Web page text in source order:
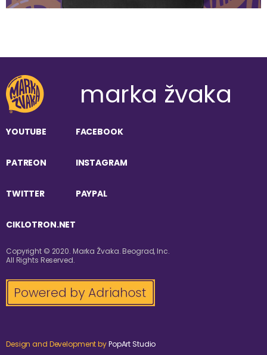
marka žvaka
YOUTUBE FACEBOOK
PATREON INSTAGRAM
TWITTER PAYPAL
CIKLOTRON.NET
Copyright © 2020. Marka Žvaka. Beograd, Inc.
All Rights Reserved.
Design and Development byPopArt Studio